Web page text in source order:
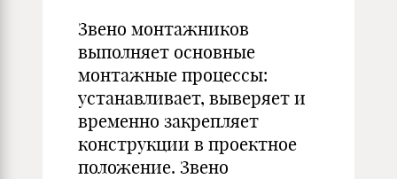
Звено монтажников
выполняет основные
монтажные процессы:
устанавливает, выверяет и
временно закрепляет
конструкции в проектное
положение. Звено